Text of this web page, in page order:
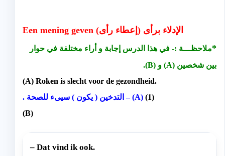
Een mening geven (الإدلاء برأى (إعطاء رأى
*ملاحظـــة :- في هذا الدرس إجابة و أراء مختلفة في حوار
بين شخصين (A) و (B).
(A) Roken is slecht voor de gezondheid.
. التدخين ( يكون ) سيىء للصحة – (A) (1)
(B)
– Dat vind ik ook.